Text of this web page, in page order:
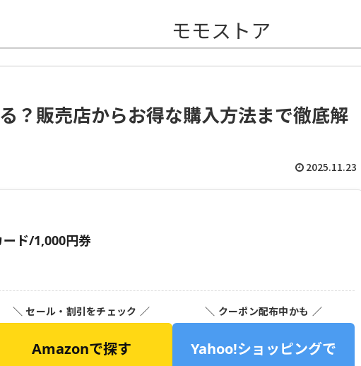
モモストア
？販売店からお得な購入方法まで徹底解
2025.11.23
ド/1,000円券
＼ セール・割引をチェック ／
Amazonで探す
＼ クーポン配布中かも ／
Yahoo!ショッピングで